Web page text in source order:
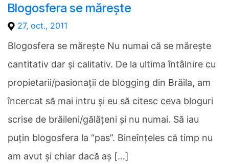
Blogosfera se măreşte
27, oct., 2011
Blogosfera se măreşte Nu numai că se măreşte
cantitativ dar şi calitativ. De la ultima întâlnire cu
propietarii/pasionaţii de blogging din Brăila, am
încercat să mai intru şi eu să citesc ceva bloguri
scrise de brăileni/gălăţeni şi nu numai. Să iau
puţin blogosfera la “pas”. Bineînţeles că timp nu
am avut şi chiar dacă aş […]